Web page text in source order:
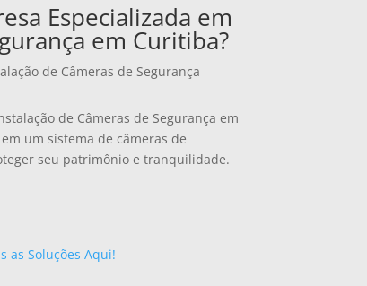
Especializada em
em Curitiba?
de Câmeras de Segurança
de Câmeras de Segurança em
um sistema de câmeras de
seu patrimônio e tranquilidade.